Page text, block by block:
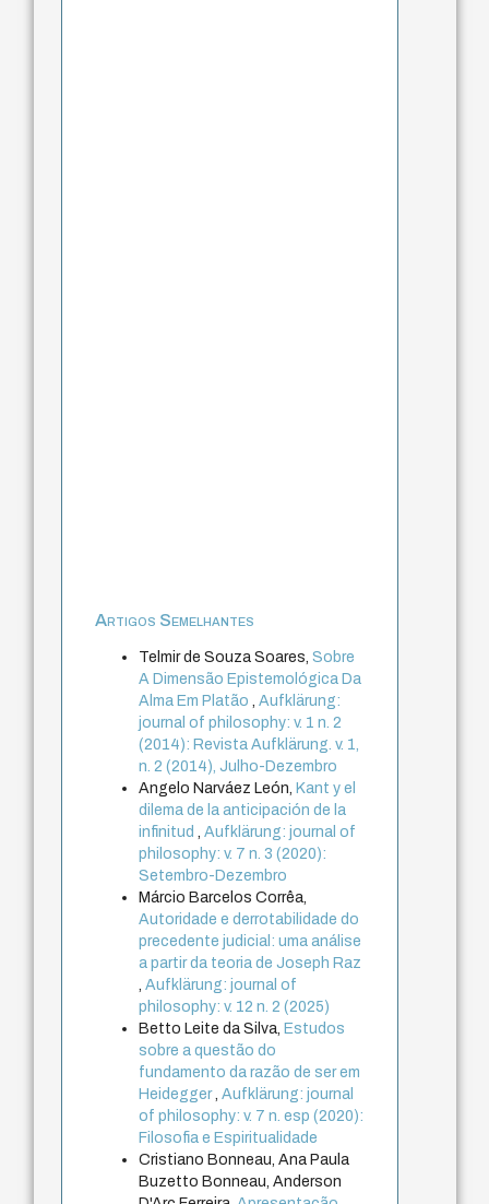
Artigos Semelhantes
Telmir de Souza Soares,Sobre
A Dimensão Epistemológica Da
Alma Em Platão,Aufklärung:
journal of philosophy: v. 1 n. 2
(2014): Revista Aufklärung. v. 1,
n. 2 (2014), Julho-Dezembro
Angelo Narváez León, Kant y el
dilema de la anticipación de la
infinitud,Aufklärung: journal of
philosophy: v. 7 n. 3 (2020):
Setembro-Dezembro
Márcio Barcelos Corrêa,
Autoridade e derrotabilidade do
precedente judicial: uma análise
a partir da teoria de Joseph Raz
,Aufklärung: journal of
philosophy: v. 12 n. 2 (2025)
Betto Leite da Silva, Estudos
sobre a questão do
fundamento da razão de ser em
Heidegger,Aufklärung: journal
of philosophy: v. 7 n. esp (2020):
Filosofia e Espiritualidade
Cristiano Bonneau, Ana Paula
Buzetto Bonneau, Anderson